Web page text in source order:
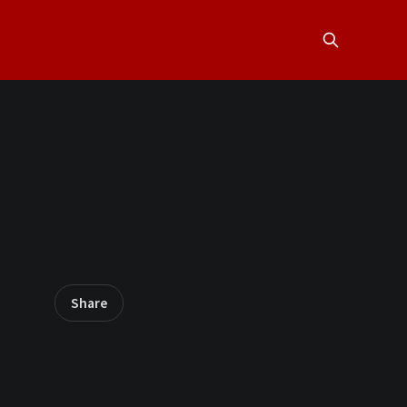
Share